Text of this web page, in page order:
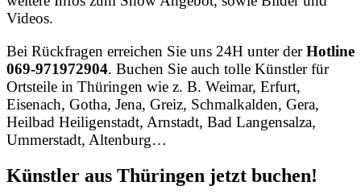
Videos.
Bei Rückfragen erreichen Sie uns 24H unter derHotline
069-971972904. Buchen Sie auch tolle Künstler für
Ortsteile in Thüringen wie z. B. Weimar, Erfurt,
Eisenach, Gotha, Jena, Greiz, Schmalkalden, Gera,
Heilbad Heiligenstadt, Arnstadt, Bad Langensalza,
Ummerstadt, Altenburg…
Künstler aus Thüringen jetzt buchen!